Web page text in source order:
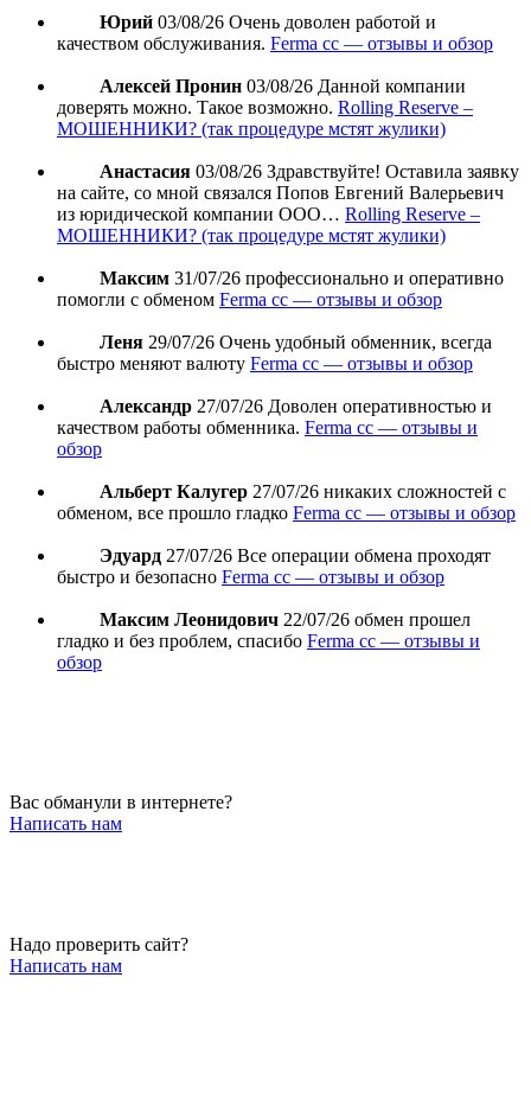
Юрий 03/08/26 Очень доволен работой и
качеством обслуживания. Ferma cc — отзывы и обзор
Алексей Пронин 03/08/26 Данной компании
доверять можно. Такое возможно. Rolling Reserve –
МОШЕННИКИ? (так процедуре мстят жулики)
Анастасия 03/08/26 Здравствуйте! Оставила заявку
на сайте, со мной связался Попов Евгений Валерьевич
из юридической компании ООО… Rolling Reserve –
МОШЕННИКИ? (так процедуре мстят жулики)
Максим 31/07/26 профессионально и оперативно
помогли с обменом Ferma cc — отзывы и обзор
Леня 29/07/26 Очень удобный обменник, всегда
быстро меняют валюту Ferma cc — отзывы и обзор
Александр 27/07/26 Доволен оперативностью и
качеством работы обменника. Ferma cc — отзывы и
обзор
Альберт Калугер 27/07/26 никаких сложностей с
обменом, все прошло гладко Ferma cc — отзывы и обзор
Эдуард 27/07/26 Все операции обмена проходят
быстро и безопасно Ferma cc — отзывы и обзор
Максим Леонидович 22/07/26 обмен прошел
гладко и без проблем, спасибо Ferma cc — отзывы и
обзор
Вас обманули в интернете?
Написать нам
Надо проверить сайт?
Написать нам